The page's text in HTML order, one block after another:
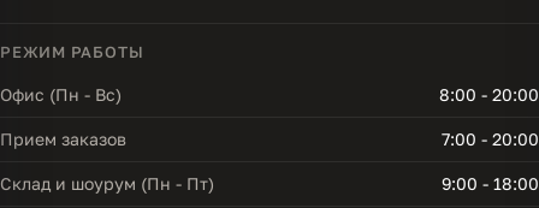
РЕЖИМ РАБОТЫ
Офис (Пн - Вс) 8:00 - 20:00
Прием заказов 7:00 - 20:00
Склад и шоурум (Пн - Пт) 9:00 - 18:00